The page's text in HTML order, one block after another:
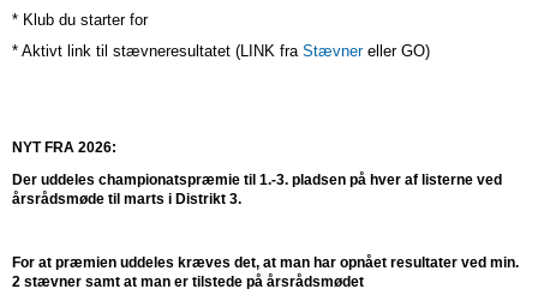
* Klub du starter for
* Aktivt link til stævneresultatet (LINK fra Stævnereller GO)
NYT FRA 2026:
Der uddeles championatspræmie til 1.-3. pladsen på hver af listerne ved
årsrådsmøde til marts i Distrikt 3.
For at præmien uddeles kræves det, at man har opnået resultater ved min.
2 stævner samt at man er tilstede på årsrådsmødet